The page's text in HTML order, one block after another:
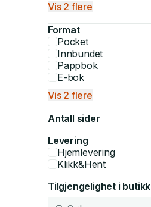
Vis 2 flere
Format
Pocket
Innbundet
Pappbok
E-bok
Vis 2 flere
Antall sider
Levering
Hjemlevering
Klikk&Hent
Tilgjengelighet i butikk